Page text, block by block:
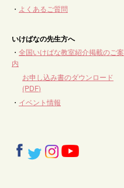
・ よくあるご質問
いけばなの先生方へ
・ 全国いけばな教室紹介掲載のご案
内
お申し込み書のダウンロード
(PDF)
・ イベント情報